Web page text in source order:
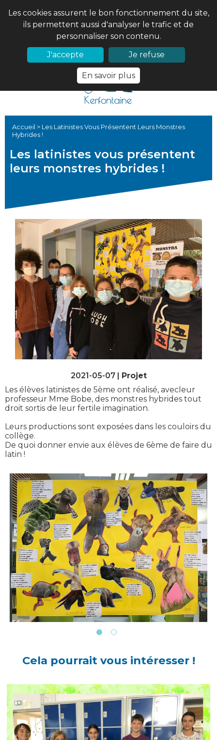
Les cookies assurent le bon fonctionnement du site,
ils permettent aussi d'analyser le trafic et de
personnaliser son contenu.
J'accepte
Je refuse
En savoir plus
02 97 56 61 18
Accueil > Les Latinistes Vous Présentent Leurs Monstres
Hybrides !
Les latinistes vous présentent
leurs monstres hybrides !
2021-05-07 |
Projet
Les élèves latinistes de 5ème ont réalisé, avecleur
professeur Mme Bobe, des monstres hybrides tout
droit sortis de leur fertile imagination.
Leurs productions sont exposées dans les couloirs du
collège.
De quoi donner envie aux élèves de 6ème de faire du
latin !
Cela pourrait vous intéresser !